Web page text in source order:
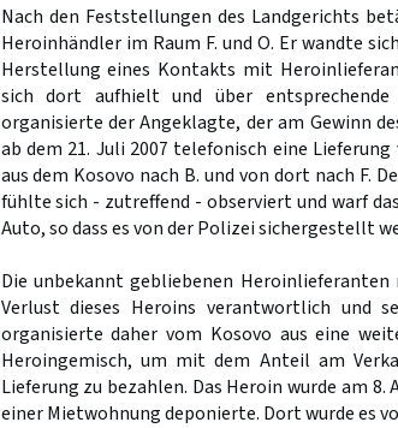
Nach den Feststellungen des Landgerichts
Heroinhändler im Raum F. und O. Er wandte
Herstellung eines Kontakts mit
sich dort aufhielt und über
organisierte der Angeklagte, der am Gewinn
ab dem 21. Juli 2007 telefonisch eine
aus dem Kosovo nach B. und von dort nach F.
fühlte sich - zutreffend - observiert und warf
Auto, so dass es von der Polizei sichergestellt
Die unbekannt gebliebenen
Verlust dieses Heroins verantwortlich und
organisierte daher vom Kosovo aus eine
Heroingemisch, um mit dem Anteil am
Lieferung zu bezahlen. Das Heroin wurde am 8.
einer Mietwohnung deponierte. Dort wurde es